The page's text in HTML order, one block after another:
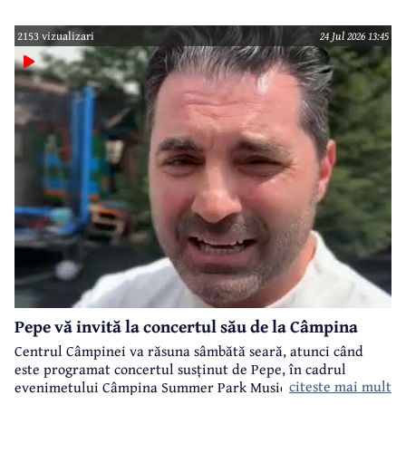
2153 vizualizari 24 Jul 2026 13:45
Pepe vă invită la concertul său de la Câmpina
Centrul Câmpinei va răsuna sâmbătă seară, atunci când
este programat concertul susținut de Pepe, în cadrul
evenimetului Câmpina Summer Park Music organizat de
citeste mai mult